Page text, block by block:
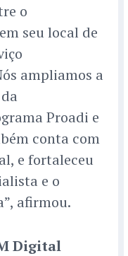
o
seu local de
ampliamos a
Proadi e
conta com
e fortaleceu
e o
afirmou.
Digital